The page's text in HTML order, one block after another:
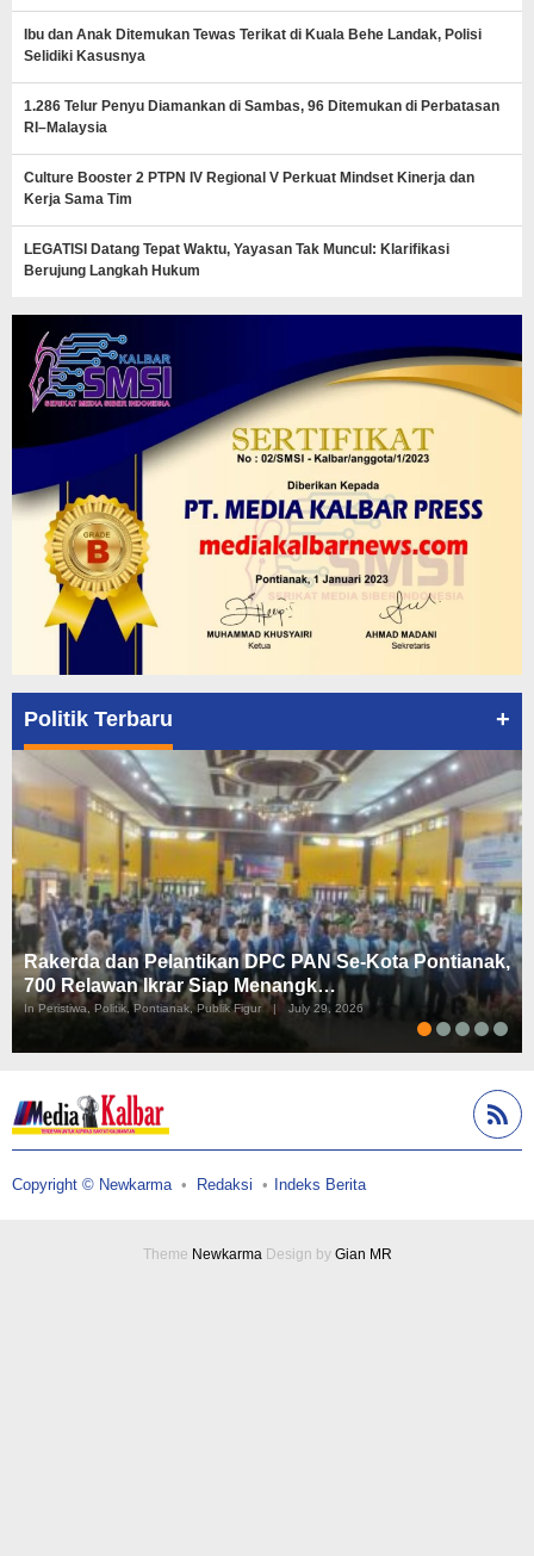
Ibu dan Anak Ditemukan Tewas Terikat di Kuala Behe Landak, Polisi
Selidiki Kasusnya
1.286 Telur Penyu Diamankan di Sambas, 96 Ditemukan di Perbatasan
RI–Malaysia
Culture Booster 2 PTPN IV Regional V Perkuat Mindset Kinerja dan
Kerja Sama Tim
LEGATISI Datang Tepat Waktu, Yayasan Tak Muncul: Klarifikasi
Berujung Langkah Hukum
Politik Terbaru +
Rakerda dan Pelantikan DPC PAN Se-Kota Pontianak,
700 Relawan Ikrar Siap Menangk…
In Peristiwa, Politik, Pontianak, Publik Figur July 29, 2026
Copyright © Newkarma Redaksi Indeks Berita
Theme NewkarmaDesign by Gian MR